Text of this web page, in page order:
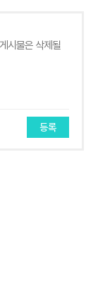
등록